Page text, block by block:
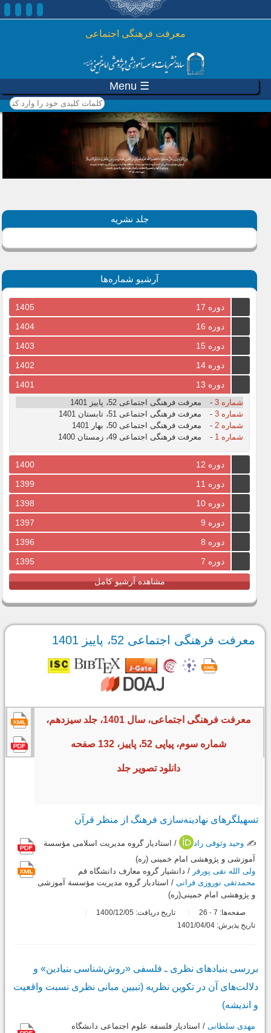
رفتن به محتوای اصلی
معرفت فرهنگی اجتماعی
☰ Menu
کلمات کلیدی خود را وارد
کنید
جلد نشریه
آرشیو شماره‌ها
دوره 17
1405
دوره 16
1404
دوره 15
1403
دوره 14
1402
دوره 13
1401
شماره 3 -
معرفت فرهنگی اجتماعی 52، پاییز 1401
شماره 3
-
معرفت فرهنگی اجتماعی 51، تابستان 1401
شماره 2
-
معرفت فرهنگی اجتماعی 50، بهار 1401
شماره 1
- معرفت فرهنگی اجتماعی 49، زمستان 1400
دوره 12
1400
دوره 11
1399
دوره 10
1398
دوره 9
1397
دوره 8
1396
دوره 7
1395
مشاهده آرشیو کامل
معرفت فرهنگی اجتماعی 52، پاییز 1401
معرفت فرهنگی اجتماعی، سال 1401، جلد سیزدهم،
شماره سوم، پیاپی 52، پاییز، 132 صفحه
دانلود تصویر جلد
تسهیلگرهای نهادینه‌سازی فرهنگ‌ از منظر قرآن
✍️ وحید وثوقی راد
/ استادیار گروه مدیریت اسلامی مؤسسة
آموزشی و پژوهشی امام خمینی (ره)
ولی الله نقی پورفر / دانشیار گروه معارف دانشگاه قم
محمدتقی نوروزی فرانی / استادیار گروه مدیریت مؤسسة آموزشی
و پژوهشی امام خمینی(ره)
صفحه‌ها: 7
-
تاریخ دریافت: 1400/12/05
تاریخ پذیرش: 1401/04/04
بررسی بنیادهای نظری ـ فلسفی «روش‌شناسی بنیادین» و
دلالت‌های آن در تکوین نظریه (تبیین مبانی نظری نسبت واقعیت
و اندیشه)
مهدی سلطانی / استادیار فلسفه علوم اجتماعی دانشگاه